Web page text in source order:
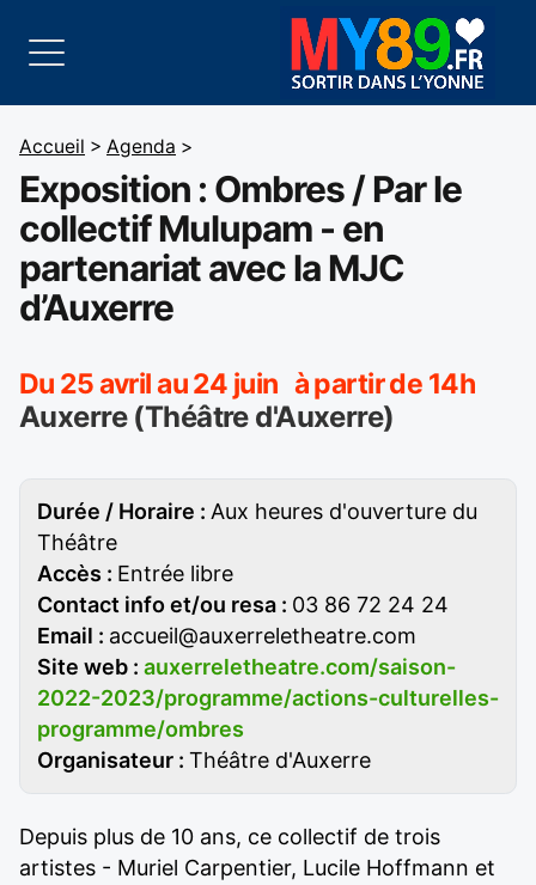
Accueil > Agenda >
Exposition : Ombres / Par le
collectif Mulupam - en
partenariat avec la MJC
d’Auxerre
Du 25 avril au 24 juin à partir de 14h
Auxerre (Théâtre d'Auxerre)
Durée / Horaire : Aux heures d'ouverture du
Théâtre
Accès : Entrée libre
Contact info et/ou resa : 03 86 72 24 24
Email : accueil@auxerreletheatre.com
Site web : auxerreletheatre.com/saison-
2022-2023/programme/actions-culturelles-
programme/ombres
Organisateur : Théâtre d'Auxerre
Depuis plus de 10 ans, ce collectif de trois
artistes - Muriel Carpentier, Lucile Hoffmann et